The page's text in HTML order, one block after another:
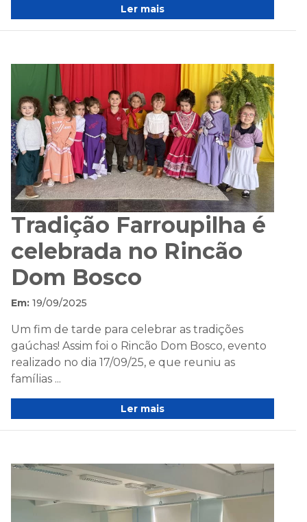
Ler mais
Tradição Farroupilha é
celebrada no Rincão
Dom Bosco
Em: 19/09/2025
Um fim de tarde para celebrar as tradições
gaúchas! Assim foi o Rincão Dom Bosco, evento
realizado no dia 17/09/25, e que reuniu as
famílias ...
Ler mais